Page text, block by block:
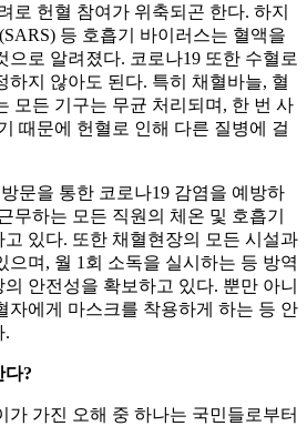
로 헌혈 참여가 위축되곤 한다. 하지
등 호흡기 바이러스는 혈액을
으로 알려졌다. 코로나19 또한 수혈로
하지 않아도 된다. 특히 채혈바늘, 혈
모든 기구는 무균 처리되며, 한 번 사
때문에 헌혈로 인해 다른 질병에 걸
문을 통한 코로나19 감염을 예방하
무하는 모든 직원의 체온 및 호흡기
있다. 또한 채혈현장의 모든 시설과
으며, 월 1회 소독을 실시하는 등 방역
안전성을 확보하고 있다. 뿐만 아니
자에게 마스크를 착용하게 하는 등 안
.
?
가 가진 오해 중 하나는 국민들로부터